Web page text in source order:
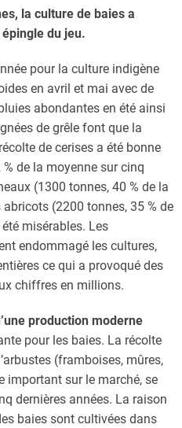
la culture de baies a
du jeu.
pour la culture indigène
en avril et mai avec de
abondantes en été ainsi
de grêle font que la
de cerises a été bonne
de la moyenne sur cinq
(1300 tonnes, 40 % de la
(2200 tonnes, 35 % de
misérables. Les
endommagé les cultures,
ce qui a provoqué des
chiffres en millions.
production moderne
pour les baies. La récolte
(framboises, mûres,
important sur le marché, se
dernières années. La raison
baies sont cultivées dans